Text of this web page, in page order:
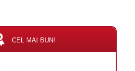
CEL MAI BUN!